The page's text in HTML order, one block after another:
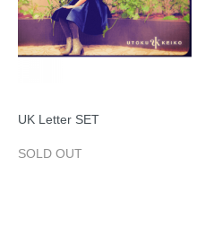
UK Letter SET
SOLD OUT